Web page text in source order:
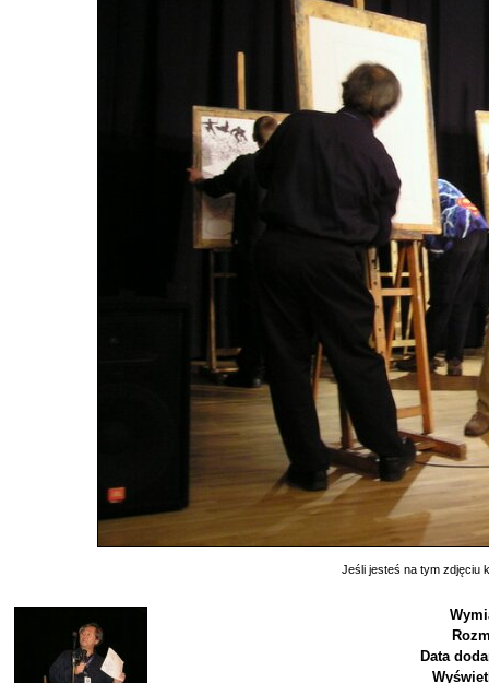
Jeśli jesteś na tym zdjęciu
Data